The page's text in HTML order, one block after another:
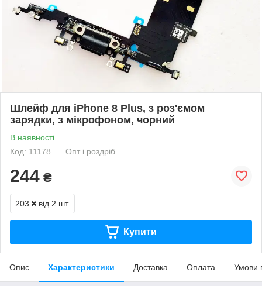
Шлейф для iPhone 8 Plus, з роз'ємом
зарядки, з мікрофоном, чорний
В наявності
Код: 11178
Опт і роздріб
244 ₴
203 ₴ від 2 шт.
Купити
Опис Характеристики Доставка Оплата Умови